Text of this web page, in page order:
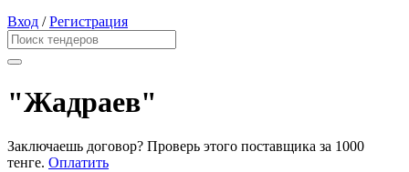
Вход /Регистрация
"Жадраев"
Заключаешь договор? Проверь этого поставщика за 1000
тенге. Оплатить